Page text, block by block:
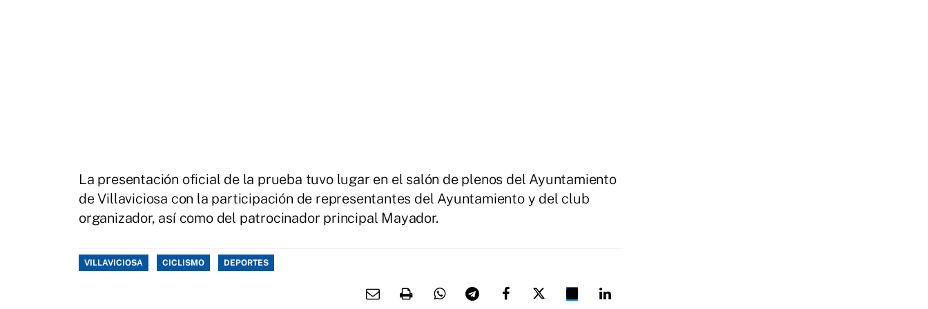
La presentación oficial de la prueba tuvo lugar en el salón de plenos del Ayuntamiento
de Villaviciosa con la participación de representantes del Ayuntamiento y del club
organizador, así como del patrocinador principal Mayador.
VILLAVICIOSA CICLISMO DEPORTES